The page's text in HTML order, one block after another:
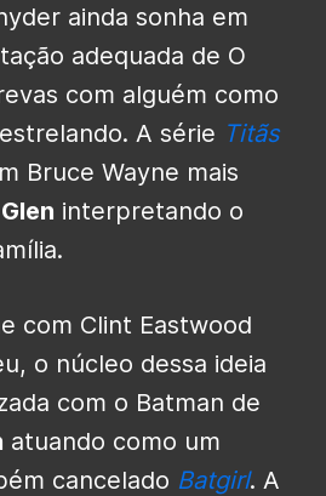
ainda sonha em
adequada de O
com alguém como
A série Titãs
Bruce Wayne mais
interpretando o
com Clint Eastwood
o núcleo dessa ideia
com o Batman de
atuando como um
cancelado Batgirl. A